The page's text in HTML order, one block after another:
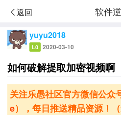
返回 软件
yuyu2018
L0 2020-03-10
如何破解提取加密视频啊
关注乐愚社区官方微信公众
e），每日推送精品资源！